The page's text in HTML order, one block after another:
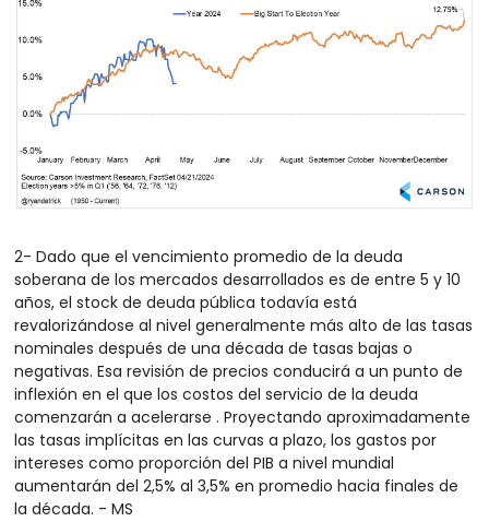
2- Dado que el vencimiento promedio de la deuda
soberana de los mercados desarrollados es de entre 5 y 10
años, el stock de deuda pública todavía está
revalorizándose al nivel generalmente más alto de las tasas
nominales después de una década de tasas bajas o
negativas. Esa revisión de precios conducirá a un punto de
inflexión en el que los costos del servicio de la deuda
comenzarán a acelerarse . Proyectando aproximadamente
las tasas implícitas en las curvas a plazo, los gastos por
intereses como proporción del PIB a nivel mundial
aumentarán del 2,5% al ​​3,5% en promedio hacia finales de
la década. - MS